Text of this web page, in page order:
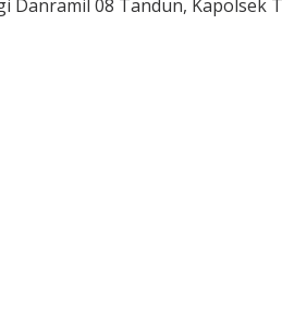
Danramil 08 Tandun, Kapolsek